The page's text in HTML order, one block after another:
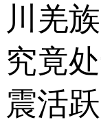
川羌
究竟
震活